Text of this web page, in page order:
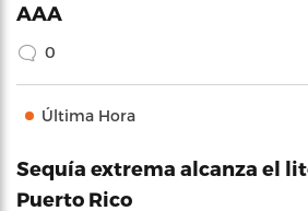
AAA
0
Última Hora
Sequía extrema alcanza el
Puerto Rico